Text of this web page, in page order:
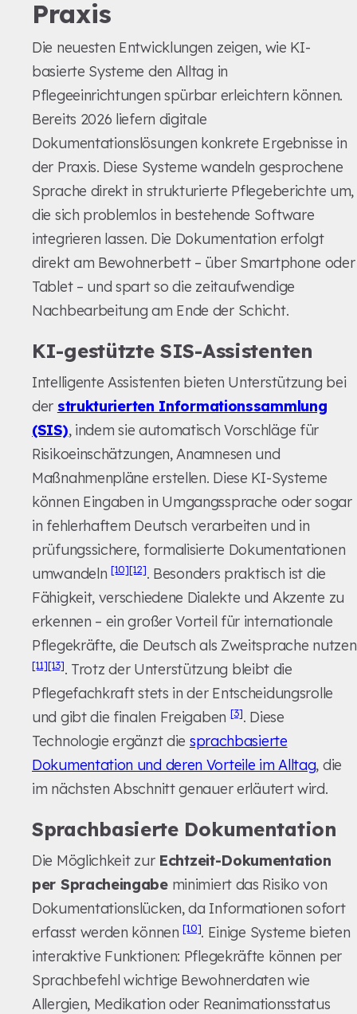
Praxis
Die neuesten Entwicklungen zeigen, wie KI-
basierte Systeme den Alltag in
Pflegeeinrichtungen spürbar erleichtern können.
Bereits 2026 liefern digitale
Dokumentationslösungen konkrete Ergebnisse in
der Praxis. Diese Systeme wandeln gesprochene
Sprache direkt in strukturierte Pflegeberichte um,
die sich problemlos in bestehende Software
integrieren lassen. Die Dokumentation erfolgt
direkt am Bewohnerbett – über Smartphone oder
Tablet – und spart so die zeitaufwendige
Nachbearbeitung am Ende der Schicht.
KI-gestützte SIS-Assistenten
Intelligente Assistenten bieten Unterstützung bei
der strukturierten Informationssammlung
(SIS), indem sie automatisch Vorschläge für
Risikoeinschätzungen, Anamnesen und
Maßnahmenpläne erstellen. Diese KI-Systeme
können Eingaben in Umgangssprache oder sogar
in fehlerhaftem Deutsch verarbeiten und in
prüfungssichere, formalisierte Dokumentationen
umwandeln [10][12]. Besonders praktisch ist die
Fähigkeit, verschiedene Dialekte und Akzente zu
erkennen – ein großer Vorteil für internationale
Pflegekräfte, die Deutsch als Zweitsprache nutzen
[11][13]. Trotz der Unterstützung bleibt die
Pflegefachkraft stets in der Entscheidungsrolle
und gibt die finalen Freigaben[3]. Diese
Technologie ergänzt die sprachbasierte
Dokumentation und deren Vorteile im Alltag, die
im nächsten Abschnitt genauer erläutert wird.
Sprachbasierte Dokumentation
Die Möglichkeit zur Echtzeit-Dokumentation
per Spracheingabeminimiert das Risiko von
Dokumentationslücken, da Informationen sofort
erfasst werden können[10]. Einige Systeme bieten
interaktive Funktionen: Pflegekräfte können per
Sprachbefehl wichtige Bewohnerdaten wie
Allergien, Medikation oder Reanimationsstatus